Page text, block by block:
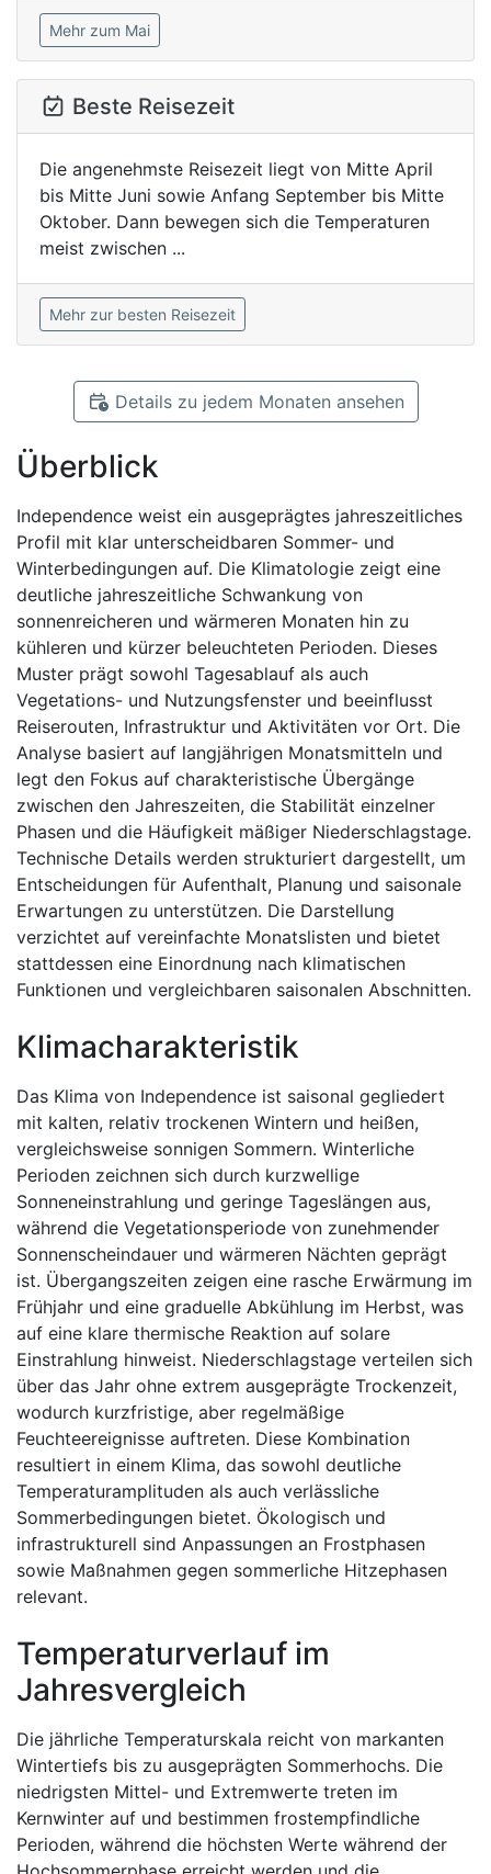
Mehr zum Mai
Beste Reisezeit
Die angenehmste Reisezeit liegt von Mitte April
bis Mitte Juni sowie Anfang September bis Mitte
Oktober. Dann bewegen sich die Temperaturen
meist zwischen ...
Mehr zur besten Reisezeit
Details zu jedem Monaten ansehen
Überblick
Independence weist ein ausgeprägtes jahreszeitliches
Profil mit klar unterscheidbaren Sommer- und
Winterbedingungen auf. Die Klimatologie zeigt eine
deutliche jahreszeitliche Schwankung von
sonnenreicheren und wärmeren Monaten hin zu
kühleren und kürzer beleuchteten Perioden. Dieses
Muster prägt sowohl Tagesablauf als auch
Vegetations- und Nutzungsfenster und beeinflusst
Reiserouten, Infrastruktur und Aktivitäten vor Ort. Die
Analyse basiert auf langjährigen Monatsmitteln und
legt den Fokus auf charakteristische Übergänge
zwischen den Jahreszeiten, die Stabilität einzelner
Phasen und die Häufigkeit mäßiger Niederschlagstage.
Technische Details werden strukturiert dargestellt, um
Entscheidungen für Aufenthalt, Planung und saisonale
Erwartungen zu unterstützen. Die Darstellung
verzichtet auf vereinfachte Monatslisten und bietet
stattdessen eine Einordnung nach klimatischen
Funktionen und vergleichbaren saisonalen Abschnitten.
Klimacharakteristik
Das Klima von Independence ist saisonal gegliedert
mit kalten, relativ trockenen Wintern und heißen,
vergleichsweise sonnigen Sommern. Winterliche
Perioden zeichnen sich durch kurzwellige
Sonneneinstrahlung und geringe Tageslängen aus,
während die Vegetationsperiode von zunehmender
Sonnenscheindauer und wärmeren Nächten geprägt
ist. Übergangszeiten zeigen eine rasche Erwärmung im
Frühjahr und eine graduelle Abkühlung im Herbst, was
auf eine klare thermische Reaktion auf solare
Einstrahlung hinweist. Niederschlagstage verteilen sich
über das Jahr ohne extrem ausgeprägte Trockenzeit,
wodurch kurzfristige, aber regelmäßige
Feuchteereignisse auftreten. Diese Kombination
resultiert in einem Klima, das sowohl deutliche
Temperaturamplituden als auch verlässliche
Sommerbedingungen bietet. Ökologisch und
infrastrukturell sind Anpassungen an Frostphasen
sowie Maßnahmen gegen sommerliche Hitzephasen
relevant.
Temperaturverlauf im
Jahresvergleich
Die jährliche Temperaturskala reicht von markanten
Wintertiefs bis zu ausgeprägten Sommerhochs. Die
niedrigsten Mittel- und Extremwerte treten im
Kernwinter auf und bestimmen frostempfindliche
Perioden, während die höchsten Werte während der